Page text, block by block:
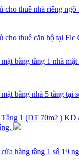
cho thuê nhà riêng
cho thuê căn hộ tại
mặt bằng tầng 1 nhà
bằng nhà 5 tầng
Tầng 1 (DT 70m2 ) KD
cửa hàng tầng 1 số 19